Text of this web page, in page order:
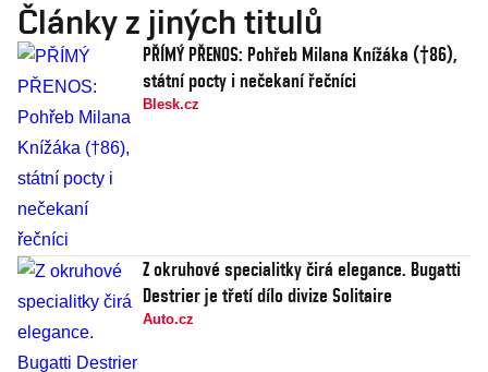
Články z jiných titulů
PŘÍMÝ PŘENOS: Pohřeb Milana Knížáka (†86),
státní pocty i nečekaní řečníci
Blesk.cz
Z okruhové specialitky čirá elegance. Bugatti
Destrier je třetí dílo divize Solitaire
Auto.cz